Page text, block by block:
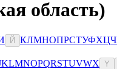
область)
Й КЛМНОПРСТУФХЦЧ
KLMNOPQRSTUVWX Y